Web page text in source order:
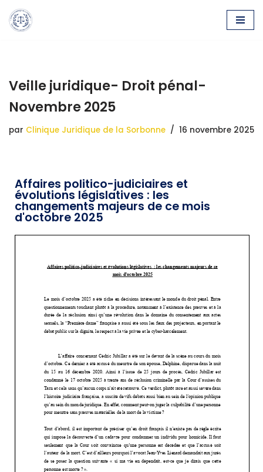
Aller
Veille juridique- Droit pénal-
Novembre 2025
par Clinique Juridique de la Sorbonne 16 novembre 2025
Affaires politico-judiciaires et
évolutions législatives : les
changements majeurs de ce mois
d'octobre 2025